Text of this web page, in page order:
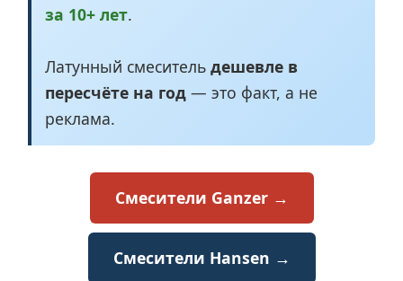
за 10+ лет.
Латунный смеситель дешевле в
пересчёте на год — это факт, а не
реклама.
Смесители Ganzer →
Смесители Hansen →